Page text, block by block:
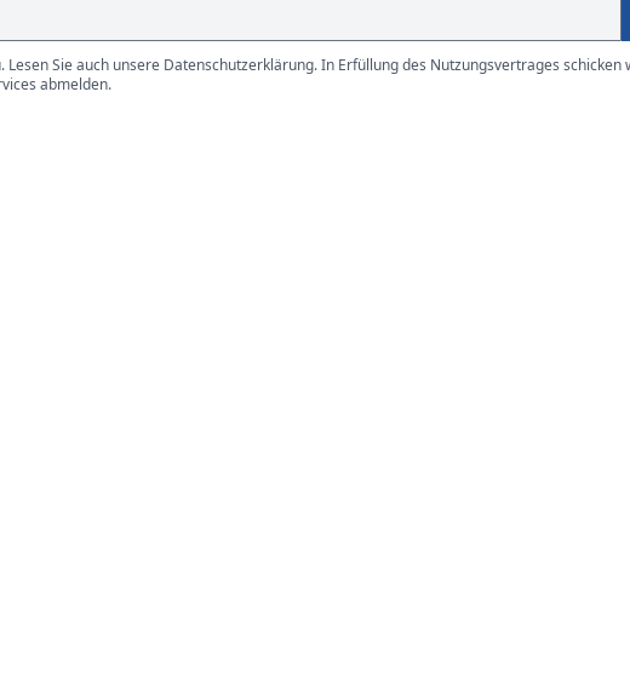
Sie auch unsere Datenschutzerklärung. In Erfüllung des Nutzungsvertrages schicken
abmelden.